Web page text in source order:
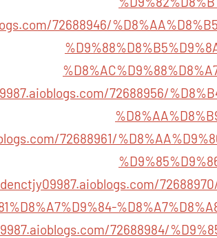
72688946/
72688956/
72688961/
72688984/